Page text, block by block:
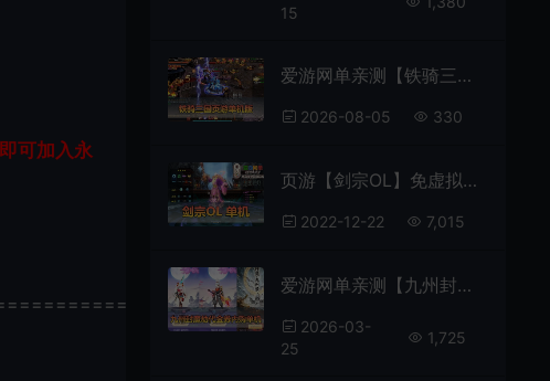
可加入永
15
爱游网单亲测【铁骑三国单机版】最新整理页游单机一键端Win系单机服务端PC客户端 GM后台 通用视频教学+手工端文本教学
2026-08-05 330
页游【剑宗OL】免虚拟机一键端视频教程GM工具无限元宝
2022-12-22 7,015
爱游网单亲测【九州封魔劫单机版】最新整理三网H5游戏代金券内购定制版 带GM后台 虚拟机一键端 视频安装教学
2026-03-
25
1,725